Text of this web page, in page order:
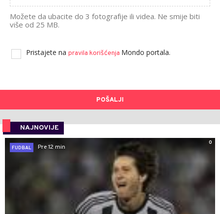
Možete da ubacite do 3 fotografije ili videa. Ne smije biti
više od 25 MB.
Pristajete na pravila korišćenja Mondo portala.
POŠALJI
NAJNOVIJE
0
FUDBAL
Pre 12 min